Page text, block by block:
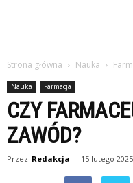
Strona główna Nauka
Nauka Farmacja
CZY
ZAWÓD?
Przez Redakcja - 15 lutego 2025